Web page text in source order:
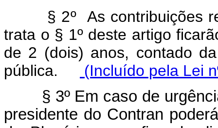
§ 2º As contribuições
trata o § 1º deste artigo
de 2 (dois) anos, contado
pública.
(Incluído pela Lei
§ 3º Em caso de
presidente do Contran